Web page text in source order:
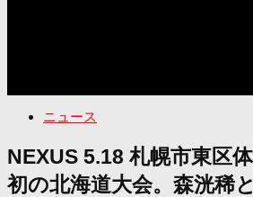
ニュース
NEXUS 5.18 札幌市東区
初の北海道大会。森洸稀